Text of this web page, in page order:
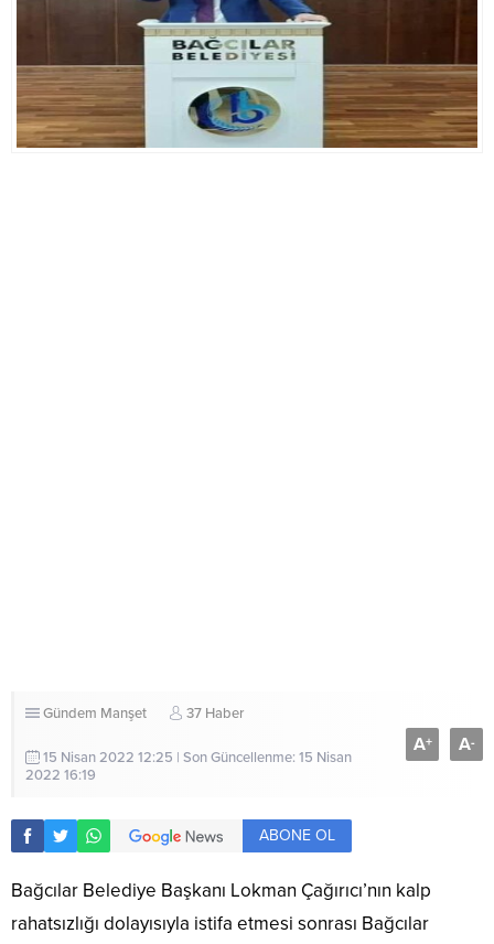
Gündem Manşet 37 Haber
15 Nisan 2022 12:25 | Son Güncellenme: 15 Nisan
2022 16:19
A+ A-
ABONE OL
Bağcılar Belediye Başkanı Lokman Çağırıcı’nın kalp
rahatsızlığı dolayısıyla istifa etmesi sonrası Bağcılar